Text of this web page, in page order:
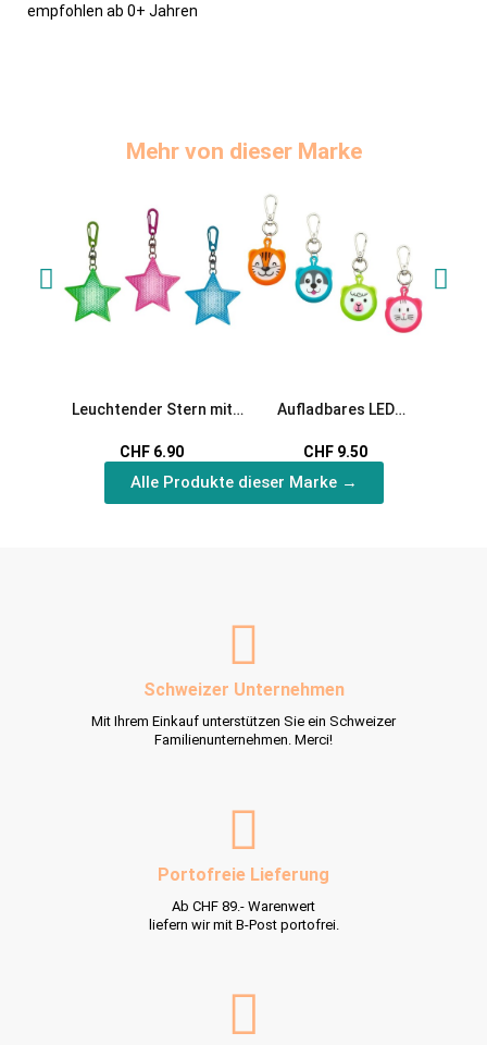
empfohlen ab 0+ Jahren
Mehr von dieser Marke
Leuchtender Stern mit
CHF 6.90
Aufladbares LED
CHF 9.50
Alle Produkte dieser Marke →
Schweizer Unternehmen
Mit Ihrem Einkauf unterstützen Sie ein Schweizer
Familienunternehmen. Merci!
Portofreie Lieferung
Ab CHF 89.- Warenwert
liefern wir mit B-Post portofrei.